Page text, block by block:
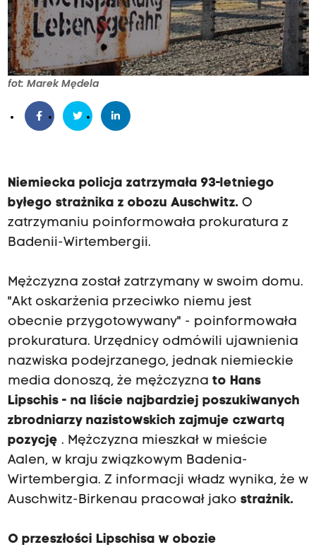
fot: Marek Mędela
Niemiecka policja zatrzymała 93-letniego
byłego strażnika z obozu Auschwitz.O
zatrzymaniu poinformowała prokuratura z
Badenii-Wirtembergii.
Mężczyzna został zatrzymany w swoim domu.
"Akt oskarżenia przeciwko niemu jest
obecnie przygotowywany" - poinformowała
prokuratura. Urzędnicy odmówili ujawnienia
nazwiska podejrzanego, jednak niemieckie
media donoszą, że mężczyzna to Hans
Lipschis - na liście najbardziej poszukiwanych
zbrodniarzy nazistowskich zajmuje czwartą
pozycję . Mężczyzna mieszkał w mieście
Aalen, w kraju związkowym Badenia-
Wirtembergia. Z informacji władz wynika, że w
Auschwitz-Birkenau pracował jako strażnik.
O przeszłości Lipschisa w obozie